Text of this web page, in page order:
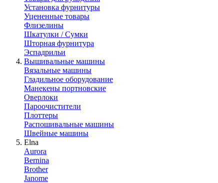
Установка фурнитуры
Уцененные товары
Флизелины
Шкатулки / Сумки
Шторная фурнитура
Эспадрильи
Вышивальные машины
Вязальные машины
Гладильное оборудование
Манекены портновские
Оверлоки
Пароочистители
Плоттеры
Распошивальные машины
Швейные машины
Elna
Aurora
Bernina
Brother
Janome